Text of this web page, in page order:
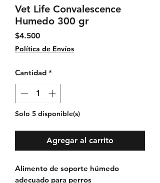
Vet Life Convalescence
Humedo 300 gr
$4.500Precio
Política de Envíos
Cantidad *
Solo 5 disponible(s)
Agregar al carrito
Alimento de soporte húmedo
adecuado para perros